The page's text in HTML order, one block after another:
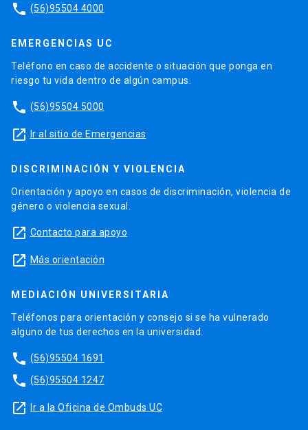
phone (56)95504 4000
EMERGENCIAS UC
Teléfono en caso de accidente o situación que ponga en
riesgo tu vida dentro de algún campus.
phone (56)95504 5000
launch Ir al sitio de Emergencias
DISCRIMINACIÓN Y VIOLENCIA
Orientación y apoyo en casos de discriminación, violencia de
género o violencia sexual.
launch Contacto para apoyo
launch Más orientación
MEDIACIÓN UNIVERSITARIA
Teléfonos para orientación y consejo si se ha vulnerado
alguno de tus derechos en la universidad.
phone (56)95504 1691
phone (56)95504 1247
launch Ir a la Oficina de Ombuds UC